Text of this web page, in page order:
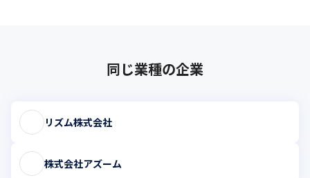
同じ業種の企業
リズム株式会社
株式会社アズーム